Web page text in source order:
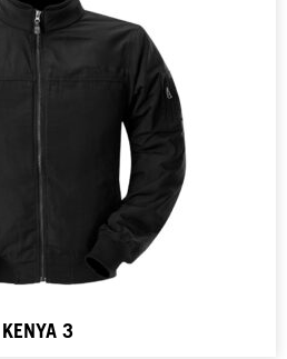
KENYA 3